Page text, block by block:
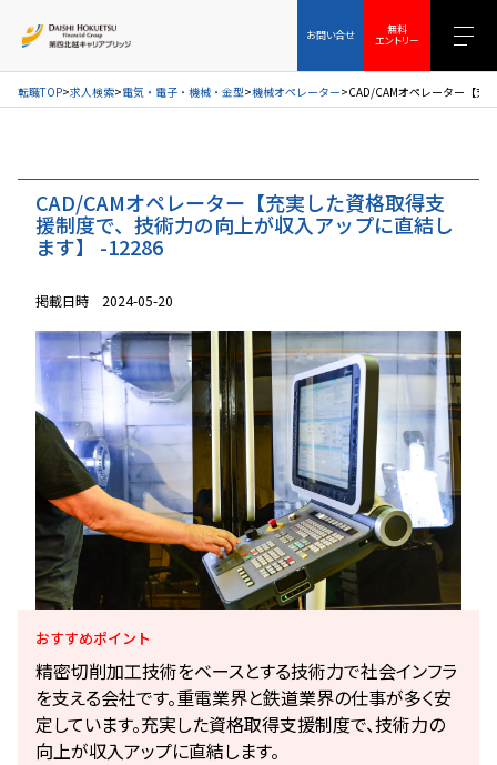
お問い合せ 無料
エントリー
お問い合せ 無料エントリー
転職TOP 求人検索 電気・電子・機械・金型 機械オペレーター CAD/CAMオペレーター【充
CAD/CAMオペレーター【充実した資格取得支
援制度で、技術力の向上が収入アップに直結し
ます】 -12286
掲載日時 2024-05-20
おすすめポイント
精密切削加工技術をベースとする技術力で社会インフラ
を支える会社です。重電業界と鉄道業界の仕事が多く安
定しています。充実した資格取得支援制度で、技術力の
向上が収入アップに直結します。